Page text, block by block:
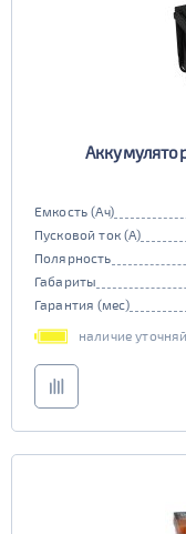
Аккумулятор
Емкость (Ач)
Пусковой ток (А)
Полярность
Габариты
Гарантия (мес)
наличие